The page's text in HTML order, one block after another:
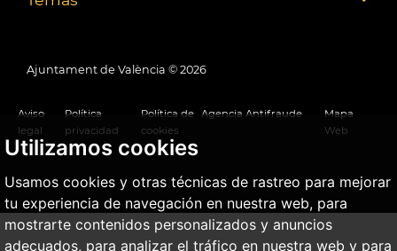
Utilizamos cookies
Usamos cookies y otras técnicas de rastreo para mejorar
tu experiencia de navegación en nuestra web, para
mostrarte contenidos personalizados y anuncios
adecuados, para analizar el tráfico en nuestra web y para
Ajuntament de València © 2026
Aviso
legal
Política
privacidad
Política de
cookies
Agencia Antifraude
Mapa
Web